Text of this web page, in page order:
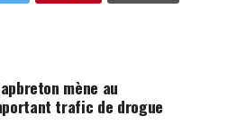
mène au
trafic de drogue